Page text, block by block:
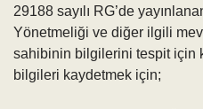
29188 sayılı RG’de
Yönetmeliği ve diğer ilgili
sahibinin bilgilerini tespit için
bilgileri kaydetmek için;